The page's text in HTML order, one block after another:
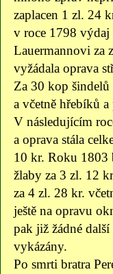
zaplacen 1 zl. 24
v roce 1798 výdaj
Lauermannovi za
vyžádala oprava
Za 30 kop
a včetně hřebíků
V následujícím
a oprava stála
10 kr. Roku 1803
žlaby za 3 zl. 12
za 4 zl. 28 kr.
ještě na opravu
pak již žádné
vykázány.
Po smrti bratra